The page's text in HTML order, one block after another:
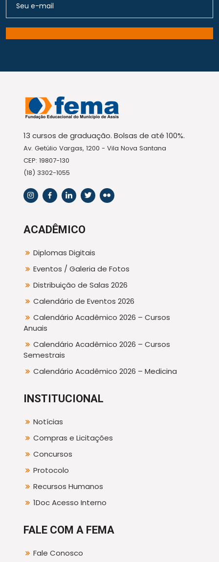
13 cursos de graduação. Bolsas de até 100%.
Av. Getúlio Vargas, 1200 - Vila Nova Santana
CEP: 19807-130
(18) 3302-1055
ACADÊMICO
Diplomas Digitais
Eventos / Galeria de Fotos
Distribuição de Salas 2026
Calendário de Eventos 2026
Calendário Acadêmico 2026 – Cursos
Anuais
Calendário Acadêmico 2026 – Cursos
Semestrais
Calendário Acadêmico 2026 – Medicina
INSTITUCIONAL
Notícias
Compras e Licitações
Concursos
Protocolo
Recursos Humanos
1Doc Acesso Interno
FALE COM A FEMA
Fale Conosco